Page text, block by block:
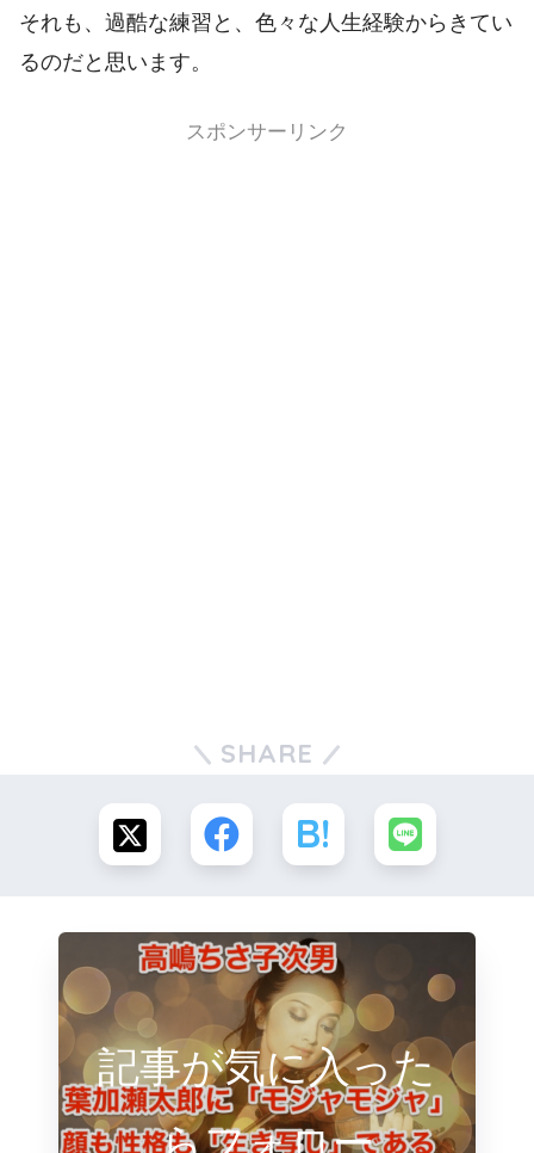
それも、過酷な練習と、色々な人生経験からきてい
るのだと思います。
スポンサーリンク
SHARE
記事が気に入った
らフォロー